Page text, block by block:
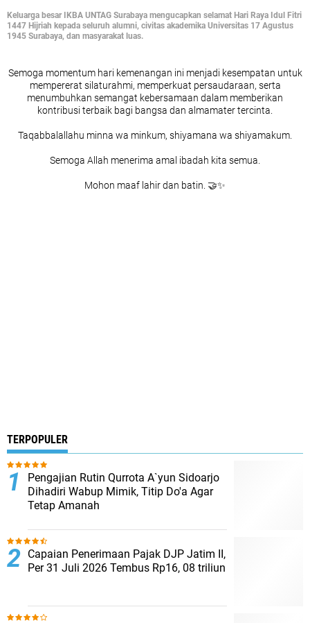
Keluarga besar IKBA UNTAG Surabaya mengucapkan selamat Hari Raya Idul Fitri
1447 Hijriah kepada seluruh alumni, civitas akademika Universitas 17 Agustus
1945 Surabaya, dan masyarakat luas.
Semoga momentum hari kemenangan ini menjadi kesempatan untuk
mempererat silaturahmi, memperkuat persaudaraan, serta
menumbuhkan semangat kebersamaan dalam memberikan
kontribusi terbaik bagi bangsa dan almamater tercinta.
Taqabbalallahu minna wa minkum, shiyamana wa shiyamakum.
Semoga Allah menerima amal ibadah kita semua.
Mohon maaf lahir dan batin. 🤝✨
TERPOPULER
Pengajian Rutin Qurrota A`yun Sidoarjo
Dihadiri Wabup Mimik, Titip Do'a Agar
Tetap Amanah
Capaian Penerimaan Pajak DJP Jatim II,
Per 31 Juli 2026 Tembus Rp16, 08 triliun